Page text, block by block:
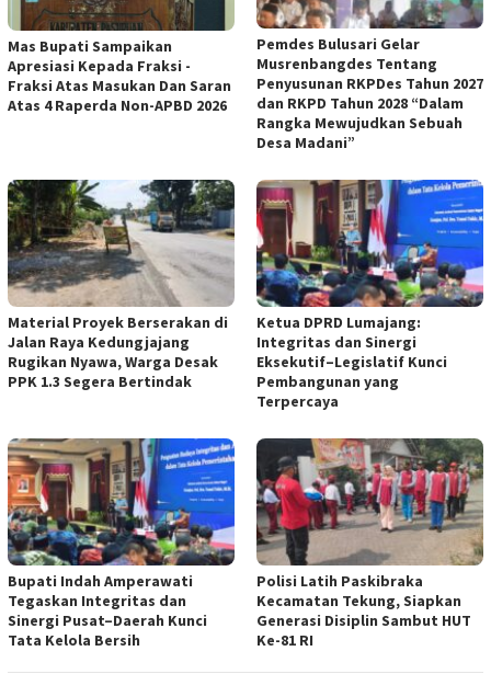
Mas Bupati Sampaikan
Apresiasi Kepada Fraksi -
Fraksi Atas Masukan Dan Saran
Atas 4 Raperda Non-APBD 2026
Pemdes Bulusari Gelar
Musrenbangdes Tentang
Penyusunan RKPDes Tahun 2027
dan RKPD Tahun 2028 “Dalam
Rangka Mewujudkan Sebuah
Desa Madani”
Material Proyek Berserakan di
Jalan Raya Kedungjajang
Rugikan Nyawa, Warga Desak
PPK 1.3 Segera Bertindak
Ketua DPRD Lumajang:
Integritas dan Sinergi
Eksekutif–Legislatif Kunci
Pembangunan yang
Terpercaya
Bupati Indah Amperawati
Tegaskan Integritas dan
Sinergi Pusat–Daerah Kunci
Tata Kelola Bersih
Polisi Latih Paskibraka
Kecamatan Tekung, Siapkan
Generasi Disiplin Sambut HUT
Ke-81 RI